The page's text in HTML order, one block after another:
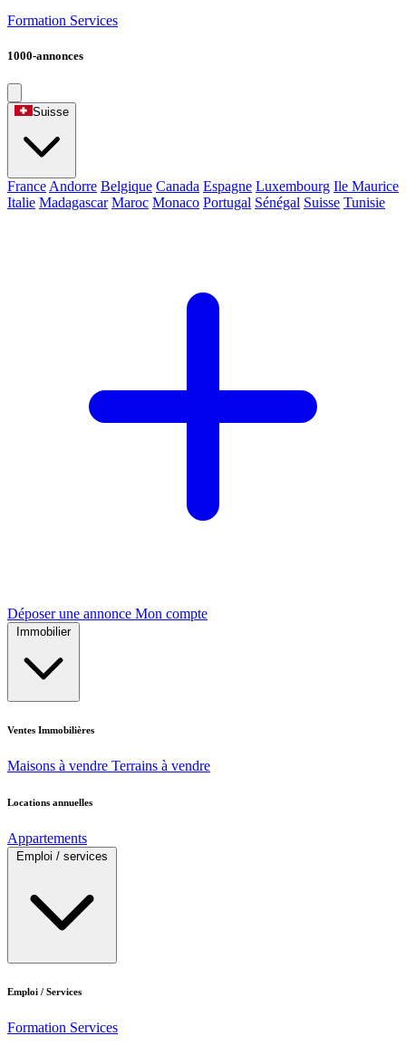
Formation Services
1000-annonces
Suisse
France Andorre Belgique Canada Espagne Luxembourg Ile Maurice
Italie Madagascar Maroc Monaco Portugal Sénégal Suisse Tunisie
Déposer une annonce Mon compte
Immobilier
Ventes Immobilières
Maisons à vendre Terrains à vendre
Locations annuelles
Appartements
Emploi / services
Emploi / Services
Formation Services